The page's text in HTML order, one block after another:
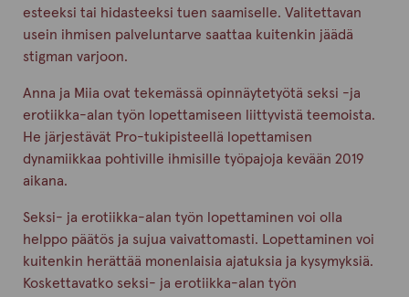
esteeksi tai hidasteeksi tuen saamiselle. Valitettavan
usein ihmisen palveluntarve saattaa kuitenkin jäädä
stigman varjoon.
Anna ja Miia ovat tekemässä opinnäytetyötä seksi -ja
erotiikka-alan työn lopettamiseen liittyvistä teemoista.
He järjestävät Pro-tukipisteellä lopettamisen
dynamiikkaa pohtiville ihmisille työpajoja kevään 2019
aikana.
Seksi- ja erotiikka-alan työn lopettaminen voi olla
helppo päätös ja sujua vaivattomasti. Lopettaminen voi
kuitenkin herättää monenlaisia ajatuksia ja kysymyksiä.
Koskettavatko seksi- ja erotiikka-alan työn